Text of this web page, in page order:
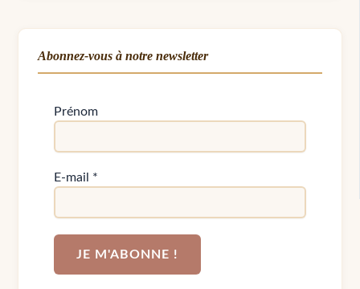
Abonnez-vous à notre newsletter
Prénom
E-mail *